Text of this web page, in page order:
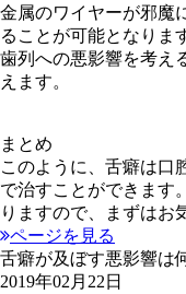
金属のワイヤーが邪魔
ることが可能となりま
歯列への悪影響を考え
えます。
まとめ
このように、舌癖は口
で治すことができます
りますので、まずはお
ページを見る
舌癖が及ぼす悪影響は
2019年02月22日